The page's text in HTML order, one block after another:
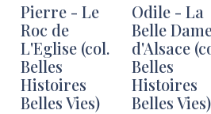
Pierre - Le
Roc de
L'Eglise (col.
Belles
Histoires
Belles Vies)
Odile - La
Belle
d'Alsace
Belles
Histoires
Belles Vies)